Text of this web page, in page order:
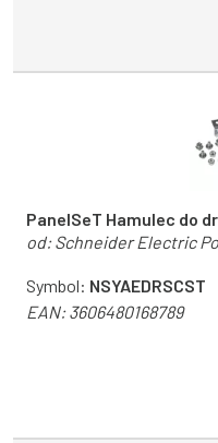
PanelSeT Hamulec do
od:Schneider Electric
Symbol: NSYAEDRSCST
EAN:3606480168789